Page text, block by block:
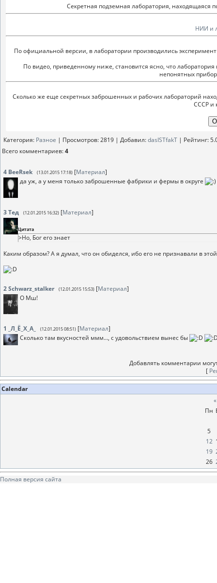
Секретная подземная лаборатория, находящаяся
НИИ и
По официальной версии, в лаборатории производились
По видео, приведенному ниже, становится ясно, что
непонятных
Сколько же еще секретных заброшенных и рабочих лабораторий
СССР и
Категория: Разное | Просмотров: 2819 | Добавил:dasISTfakT | Рейтинг:
Всего комментариев:4
4 BeeRsek (13.01.2015 17:18) [Материал]
да уж, а у меня только заброшенные фабрики и фермы в округе
3Тед (12.01.2015 16:32) [Материал]
Цитата
>Но, Бог его знает
Каким образом? А я думал, что он обиделся, ибо его не признавали в
2Schwarz_stalker (12.01.2015 15:53) [Материал]
О Мш!
1 _Л_Ё_Х_А_ (12.01.2015 08:51) [Материал]
Сколько там вкусностей ммм..., с удовольствием вынес бы
Добавлять комментарии
[
Calendar
«
Пн
5
12
19
26
Полная версия сайта